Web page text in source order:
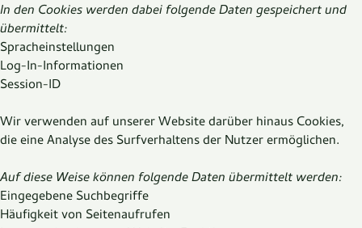
In den Cookies werden dabei folgende Daten gespeichert und
übermittelt:
Spracheinstellungen
Log-In-Informationen
Session-ID
Wir verwenden auf unserer Website darüber hinaus Cookies,
die eine Analyse des Surfverhaltens der Nutzer ermöglichen.
Auf diese Weise können folgende Daten übermittelt werden:
Eingegebene Suchbegriffe
Häufigkeit von Seitenaufrufen